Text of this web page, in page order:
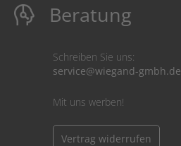
Beratung
Schreiben Sie uns:
service@wiegand-gmbh.de
Mit uns werben!
Vertrag widerrufen